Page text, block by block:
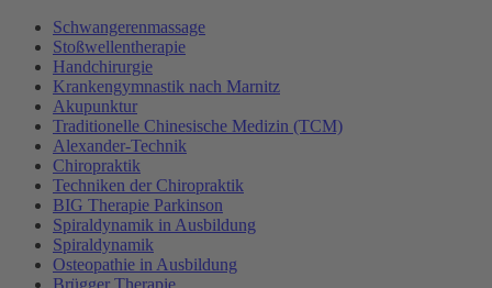
Schwangerenmassage
Stoßwellentherapie
Handchirurgie
Krankengymnastik nach Marnitz
Akupunktur
Traditionelle Chinesische Medizin (TCM)
Alexander-Technik
Chiropraktik
Techniken der Chiropraktik
BIG Therapie Parkinson
Spiraldynamik in Ausbildung
Spiraldynamik
Osteopathie in Ausbildung
Brügger Therapie